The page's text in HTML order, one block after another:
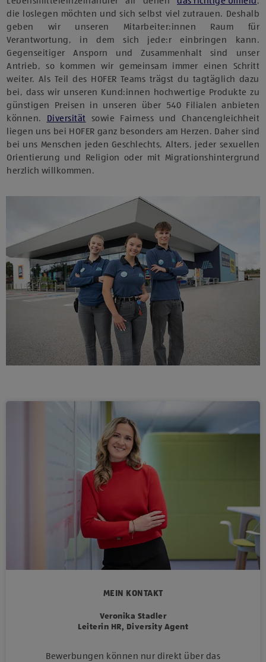
die loslegen möchten und sich selbst viel zutrauen. Deshalb
geben wir unseren Mitarbeiter:innen Raum für
Verantwortung, in dem sich jede:r einbringen kann.
Gegenseitiger Ansporn und Zusammenhalt sind unser
Antrieb, so kommen wir gemeinsam immer einen Schritt
weiter. Als Teil des HOFER Teams trägst du tagtäglich dazu
bei, dass wir unseren Kund:innen hochwertige Produkte zu
günstigen Preisen in unseren über 540 Filialen anbieten
können. Diversität sowie Fairness und Chancengleichheit
liegen uns bei HOFER ganz besonders am Herzen. Daher sind
bei uns Menschen jeden Geschlechts, Alters, jeder sexuellen
Orientierung und Religion oder mit Migrationshintergrund
herzlich willkommen.
MEIN KONTAKT
Veronika Stadler
Leiterin HR, Diversity Agent
Bewerbungen können nur direkt über das